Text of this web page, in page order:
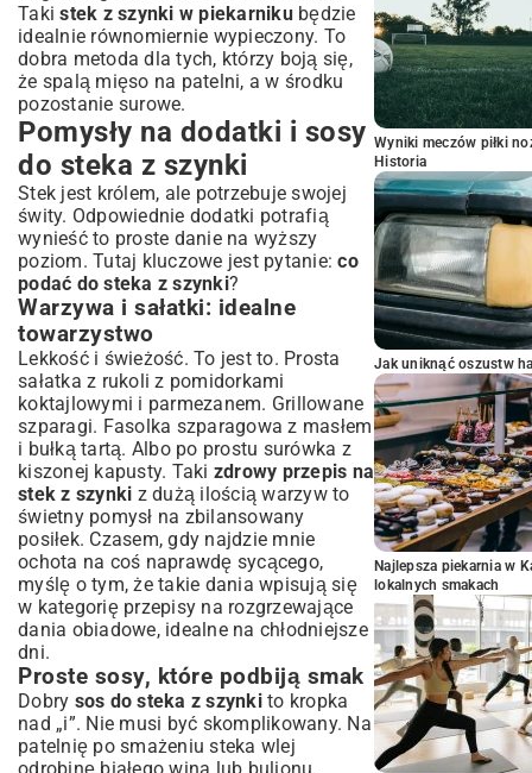
Takistek z szynki w piekarnikubędzie
idealnie równomiernie wypieczony. To
dobra metoda dla tych, którzy boją się,
że spalą mięso na patelni, a w środku
pozostanie surowe.
Pomysły na dodatki i sosy
do steka z szynki
Stek jest królem, ale potrzebuje swojej
świty. Odpowiednie dodatki potrafią
wynieść to proste danie na wyższy
poziom. Tutaj kluczowe jest pytanie:co
podać do steka z szynki?
Warzywa i sałatki: idealne
towarzystwo
Lekkość i świeżość. To jest to. Prosta
sałatka z rukoli z pomidorkami
koktajlowymi i parmezanem. Grillowane
szparagi. Fasolka szparagowa z masłem
i bułką tartą. Albo po prostu surówka z
kiszonej kapusty. Taki zdrowy przepis na
stek z szynki z dużą ilością warzyw to
świetny pomysł na zbilansowany
posiłek. Czasem, gdy najdzie mnie
ochota na coś naprawdę sycącego,
myślę o tym, że takie dania wpisują się
w kategorię przepisy na rozgrzewające
dania obiadowe, idealne na chłodniejsze
dni.
Proste sosy, które podbiją smak
Dobry sos do steka z szynkito kropka
nad „i”. Nie musi być skomplikowany. Na
patelnię po smażeniu steka wlej
odrobinę białego wina lub bulionu,
Wyniki meczów piłki
Historia
Jak uniknąć oszustw
Najlepsza piekarnia w
lokalnych smakach